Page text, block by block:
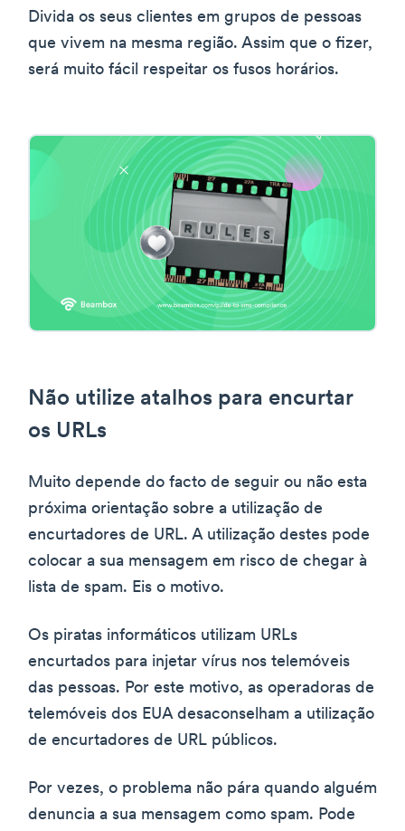
Divida os seus clientes em grupos de pessoas
que vivem na mesma região. Assim que o fizer,
será muito fácil respeitar os fusos horários.
Não utilize atalhos para encurtar
os URLs
Muito depende do facto de seguir ou não esta
próxima orientação sobre a utilização de
encurtadores de URL. A utilização destes pode
colocar a sua mensagem em risco de chegar à
lista de spam. Eis o motivo.
Os piratas informáticos utilizam URLs
encurtados para injetar vírus nos telemóveis
das pessoas. Por este motivo, as operadoras de
telemóveis dos EUA desaconselham a utilização
de encurtadores de URL públicos.
Por vezes, o problema não pára quando alguém
denuncia a sua mensagem como spam. Pode